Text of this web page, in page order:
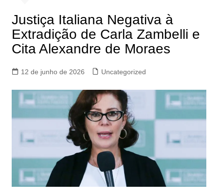
Justiça Italiana Negativa à
Extradição de Carla Zambelli e
Cita Alexandre de Moraes
12 de junho de 2026 Uncategorized